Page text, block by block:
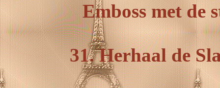
Emboss met de
31. Herhaal de